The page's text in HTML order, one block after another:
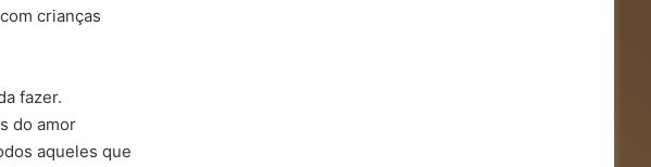
crianças
fazer.
do amor
aqueles que